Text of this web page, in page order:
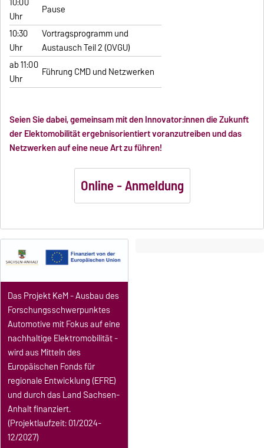
Uhr
Pause
10:30
Uhr
Vortragsprogramm und
Austausch Teil 2 (OVGU)
ab 11:00
Uhr
Führung CMD und Netzwerken
Seien Sie dabei, gemeinsam mit den Innovator:innen die Zukunft
der Elektomobilität ergebnisorientiert voranzutreiben und das
Netzwerken auf eine neue Art zu führen!
Online - Anmeldung
Das Projekt KeM - Ausbau des
Forschungsschwerpunktes
Automotive mit Fokus auf eine
nachhaltige Elektromobilität -
wird aus Mitteln des
Europäischen Fonds für
regionale Entwicklung (EFRE)
und durch das Land Sachsen-
Anhalt finanziert.
(Projektlaufzeit: 01/2024-
12/2027)